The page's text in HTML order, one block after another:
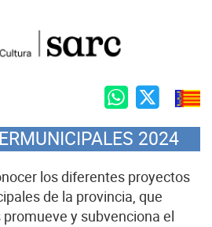
2024
los diferentes proyectos
de la provincia, que
y subvenciona el